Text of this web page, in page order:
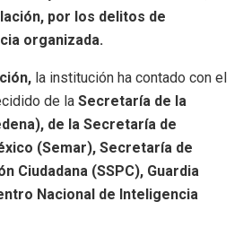
por los delitos de
organizada.
la institución ha contado con el
de la Secretaría de la
de la Secretaría de
(Semar), Secretaría de
Ciudadana (SSPC), Guardia
Nacional de Inteligencia